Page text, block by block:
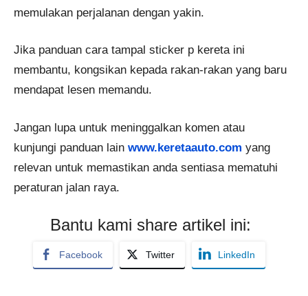
memulakan perjalanan dengan yakin.
Jika panduan cara tampal sticker p kereta ini
membantu, kongsikan kepada rakan-rakan yang baru
mendapat lesen memandu.
Jangan lupa untuk meninggalkan komen atau
kunjungi panduan lain www.keretaauto.com yang
relevan untuk memastikan anda sentiasa mematuhi
peraturan jalan raya.
Bantu kami share artikel ini:
Facebook Twitter LinkedIn